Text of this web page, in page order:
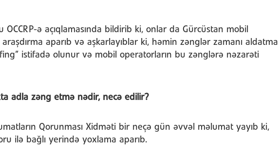
OCCRP-ə açıqlamasında bildirib ki, onlar da Gürcüstan mobil
aparıb və aşkarlayıblar ki, həmin zənglər zamanı aldatma
istifadə olunur və mobil operatorların bu zənglərə nəzarəti
adla zəng etmə nədir, necə edilir?
Qorunması Xidməti bir neçə gün əvvəl məlumat yayıb ki,
ilə bağlı yerində yoxlama aparıb.